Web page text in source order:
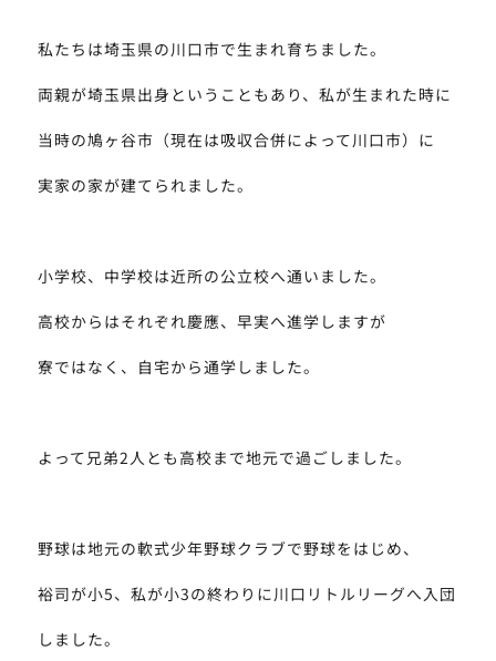
私たちは埼玉県の川口市で生まれ育ちました。
両親が埼玉県出身ということもあり、私が生まれた時に
当時の鳩ヶ谷市（現在は吸収合併によって川口市）に
実家の家が建てられました。
小学校、中学校は近所の公立校へ通いました。
高校からはそれぞれ慶應、早実へ進学しますが
寮ではなく、自宅から通学しました。
よって兄弟2人とも高校まで地元で過ごしました。
野球は地元の軟式少年野球クラブで野球をはじめ、
裕司が小5、私が小3の終わりに川口リトルリーグへ入団
しました。